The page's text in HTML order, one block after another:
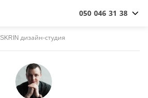
050 046 31 38
SKRIN дизайн-студия